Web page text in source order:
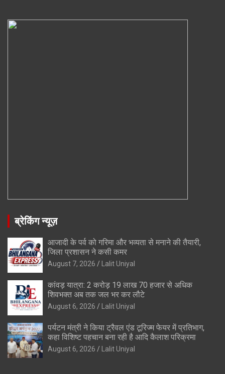
ब्रेकिंग न्यूज़
आजादी के पर्व को गरिमा और भव्यता से मनाने की तैयारी,
जिला प्रशासन ने कसी कमर
August 7, 2026 Lalit Uniyal
कांवड़ यात्रा: 2 करोड़ 19 लाख 70 हजार से अधिक
शिवभक्त अब तक जल भर कर लौटे
August 6, 2026 Lalit Uniyal
पर्यटन मंत्री ने किया ट्रैवल एंड टूरिज्म फेयर में प्रतिभाग,
कहा विशिष्ट पहचान बना रही है आदि कैलाश परिक्रमा
August 6, 2026 Lalit Uniyal